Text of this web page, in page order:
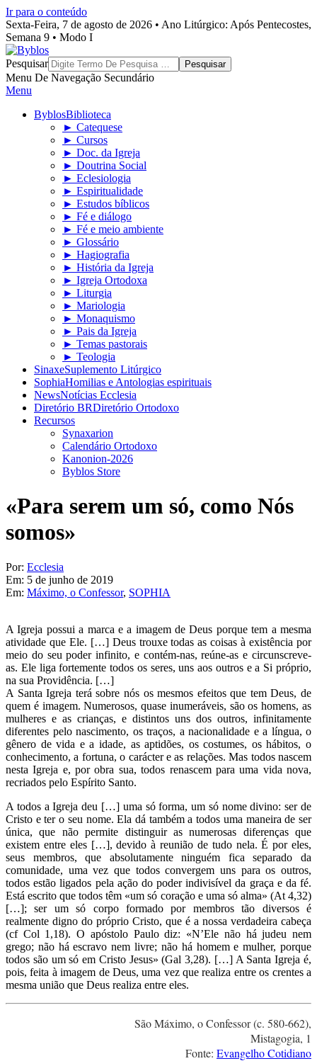
Ir para o conteúdo
Sexta-Feira, 7 de agosto de 2026 • Ano Litúrgico: Após Pentecostes,
Semana 9 • Modo I
Byblos
Pesquisar
Menu De Navegação Secundário
Menu
ByblosBiblioteca
► Catequese
► Cursos
► Doc. da Igreja
► Doutrina Social
► Eclesiologia
► Espiritualidade
► Estudos bíblicos
► Fé e diálogo
► Fé e meio ambiente
► Glossário
► Hagiografia
► História da Igreja
► Igreja Ortodoxa
► Liturgia
► Mariologia
► Monaquismo
► Pais da Igreja
► Temas pastorais
► Teologia
SinaxeSuplemento Litúrgico
SophiaHomilias e Antologias espirituais
NewsNotícias Ecclesia
Diretório BRDiretório Ortodoxo
Recursos
Synaxarion
Calendário Ortodoxo
Kanonion-2026
Byblos Store
«Para serem um só, como Nós
somos»
Por: Ecclesia
Em: 5 de junho de 2019
Em: Máximo, o Confessor, SOPHIA
A Igreja possui a marca e a imagem de Deus porque tem a mesma
atividade que Ele. […] Deus trouxe todas as coisas à existência por
meio do seu poder infinito, e contém-nas, reúne-as e circunscreve-
as. Ele liga fortemente todos os seres, uns aos outros e a Si próprio,
na sua Providência. […]
A Santa Igreja terá sobre nós os mesmos efeitos que tem Deus, de
quem é imagem. Numerosos, quase inumeráveis, são os homens, as
mulheres e as crianças, e distintos uns dos outros, infinitamente
diferentes pelo nascimento, os traços, a nacionalidade e a língua, o
gênero de vida e a idade, as aptidões, os costumes, os hábitos, o
conhecimento, a fortuna, o carácter e as relações. Mas todos nascem
nesta Igreja e, por obra sua, todos renascem para uma vida nova,
recriados pelo Espírito Santo.
A todos a Igreja deu […] uma só forma, um só nome divino: ser de
Cristo e ter o seu nome. Ela dá também a todos uma maneira de ser
única, que não permite distinguir as numerosas diferenças que
existem entre eles […], devido à reunião de tudo nela. É por eles,
seus membros, que absolutamente ninguém fica separado da
comunidade, uma vez que todos convergem uns para os outros,
todos estão ligados pela ação do poder indivisível da graça e da fé.
Está escrito que todos têm «um só coração e uma só alma» (At 4,32)
[…]; ser um só corpo formado por membros tão diversos é
realmente digno do próprio Cristo, que é a nossa verdadeira cabeça
(cf Col 1,18). O apóstolo Paulo diz: «N’Ele não há judeu nem
grego; não há escravo nem livre; não há homem e mulher, porque
todos são um só em Cristo Jesus» (Gal 3,28). […] A Santa Igreja é,
pois, feita à imagem de Deus, uma vez que realiza entre os crentes a
mesma união que Deus realiza entre eles.
São Máximo, o Confessor (c. 580-662),
Mistagogia, 1
Fonte: Evangelho Cotidiano